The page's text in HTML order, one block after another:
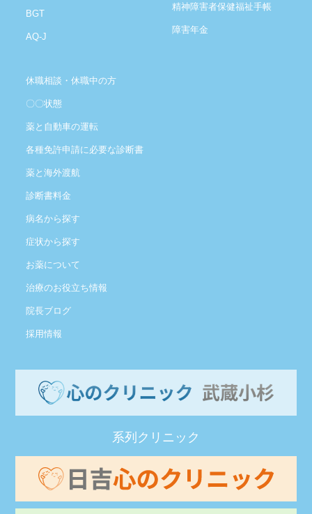
BGT
AQ-J
精神障害者保健福祉手帳
障害年金
休職相談・休職中の方
〇〇状態
薬と自動車の運転
各種免許申請に必要な診断書
薬と海外渡航
診断書料金
病名から探す
症状から探す
お薬について
治療のお役立ち情報
院長ブログ
採用情報
系列クリニック